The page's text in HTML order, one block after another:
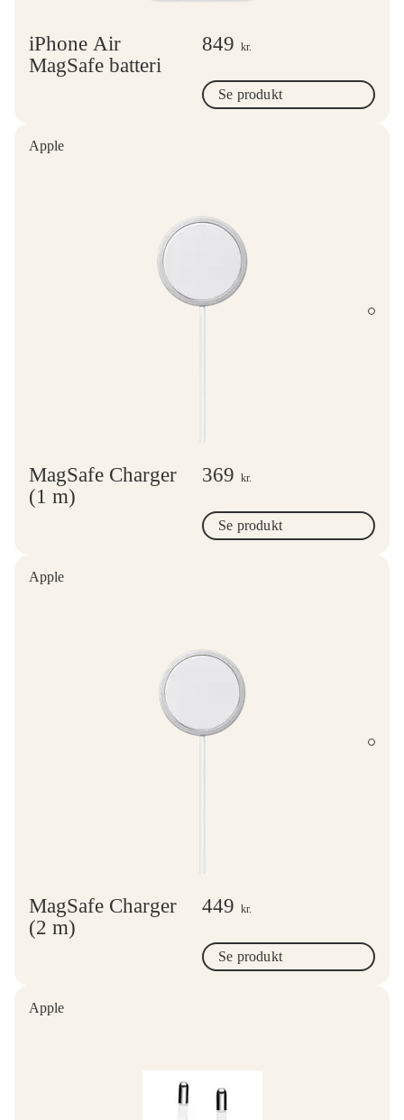
iPhone Air
MagSafe batteri
849 kr.
Se produkt
Apple
MagSafe Charger
(1 m)
369 kr.
Se produkt
Apple
MagSafe Charger
(2 m)
449 kr.
Se produkt
Apple